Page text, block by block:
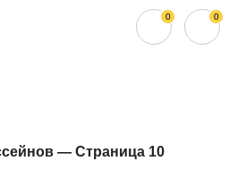
0 0
— Страница 10